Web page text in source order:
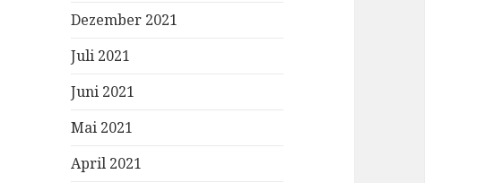
Dezember 2021
Juli 2021
Juni 2021
Mai 2021
April 2021